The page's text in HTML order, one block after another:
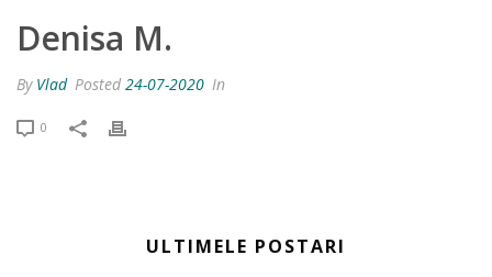
Denisa M.
By Vlad Posted 24-07-2020 In
0
ULTIMELE POSTARI